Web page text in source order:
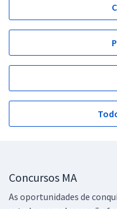
Concursos MA
As oportunidades de